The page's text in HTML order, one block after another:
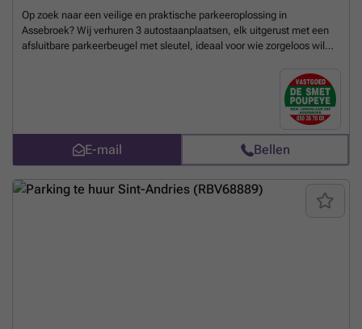
Op zoek naar een veilige en praktische parkeeroplossing in
Assebroek? Wij verhuren 3 autostaanplaatsen, elk uitgerust met een
afsluitbare parkeerbeugel met sleutel, ideaal voor wie zorgeloos wil
autostaanplaats nr. 6 Troeven: - Gunstige ligging - Maximale veiligheid
dankzij individuele parkeerbeugel - Altijd verzekerd van een eigen
parkeerplaats Deze staanplaatsen zijn perfect voor wie dagelijks
parkeerstress wil vermijden en zijn wagen veilig wil achterlaten, dicht
bij woning of werk. Voor meer info bel ### of kom langs op ons
kantoor te Assebroek, Generaal Lemanlaan 202 (´t Perretje).
weten?
E-mail Bellen